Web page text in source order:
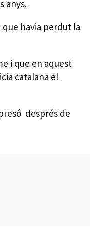
anys.
que havia perdut la
i que en aquest
catalana el
després de